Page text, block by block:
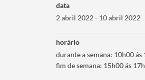
data
2 abril 2022 - 10 abril 2022
horário
durante a semana: 10h00 ás
fim de semana: 15h00 ás